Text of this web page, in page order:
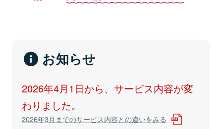
お知らせ
2026年4月1日から、サービス内容が変
わりました。
2026年3月までのサービス内容との違いをみる